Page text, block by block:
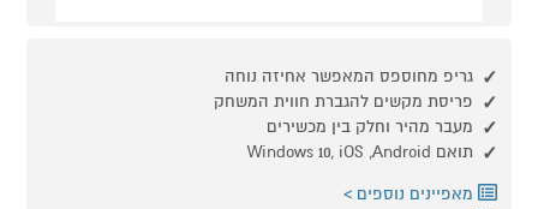
גריפ מחוספס המאפשר אחיזה נוחה
פריסת מקשים להגברת חווית המשחק
מעבר מהיר וחלק בין מכשירים
תואם Windows 10, iOS ,Android
מאפיינים נוספים